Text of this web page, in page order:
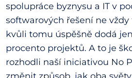
spolupráce byznysu a IT v
softwarových řešení ne vždy
kvůli tomu úspěšně dodá
procento projektů. A to je
rozhodli naší iniciativou No